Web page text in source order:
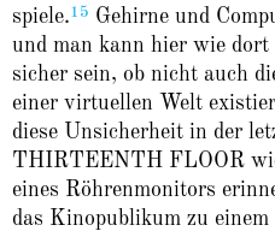
spiele.15 Gehirne und
und man kann hier wie
sicher sein, ob nicht auch
einer virtuellen Welt
diese Unsicherheit in der
THIRTEENTH FLOOR
eines Röhrenmonitors
das Kinopublikum zu